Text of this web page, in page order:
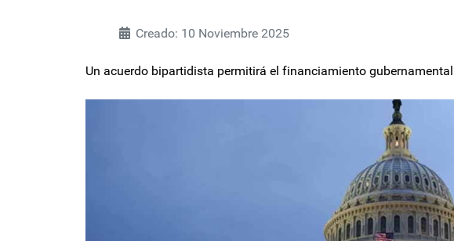
Creado: 10 Noviembre 2025
Un acuerdo bipartidista permitirá el financiamiento